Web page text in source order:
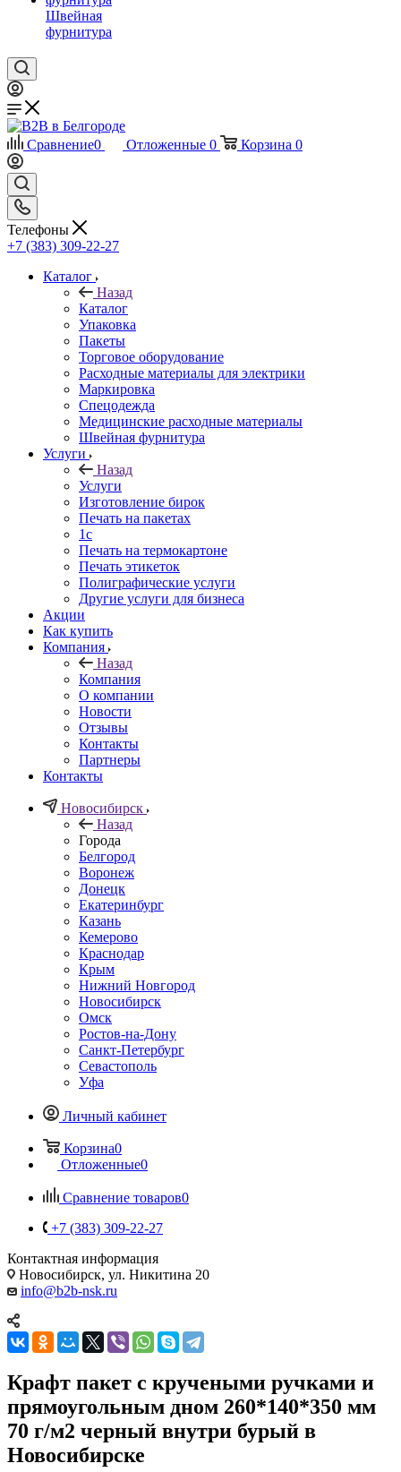
Швейная
фурнитура
Сравнение0 Отложенные 0 Корзина 0
Телефоны
+7 (383) 309-22-27
Каталог
Назад
Каталог
Упаковка
Пакеты
Торговое оборудование
Расходные материалы для электрики
Маркировка
Спецодежда
Медицинские расходные материалы
Швейная фурнитура
Услуги
Назад
Услуги
Изготовление бирок
Печать на пакетах
1c
Печать на термокартоне
Печать этикеток
Полиграфические услуги
Другие услуги для бизнеса
Акции
Как купить
Компания
Назад
Компания
О компании
Новости
Отзывы
Контакты
Партнеры
Контакты
Новосибирск
Назад
Города
Белгород
Воронеж
Донецк
Екатеринбург
Казань
Кемерово
Краснодар
Крым
Нижний Новгород
Новосибирск
Омск
Ростов-на-Дону
Санкт-Петербург
Севастополь
Уфа
Личный кабинет
Корзина0
Отложенные0
Сравнение товаров0
+7 (383) 309-22-27
Контактная информация
Новосибирск, ул. Никитина 20
info@b2b-nsk.ru
Крафт пакет с кручеными ручками и
прямоугольным дном 260*140*350 мм
70 г/м2 черный внутри бурый в
Новосибирске